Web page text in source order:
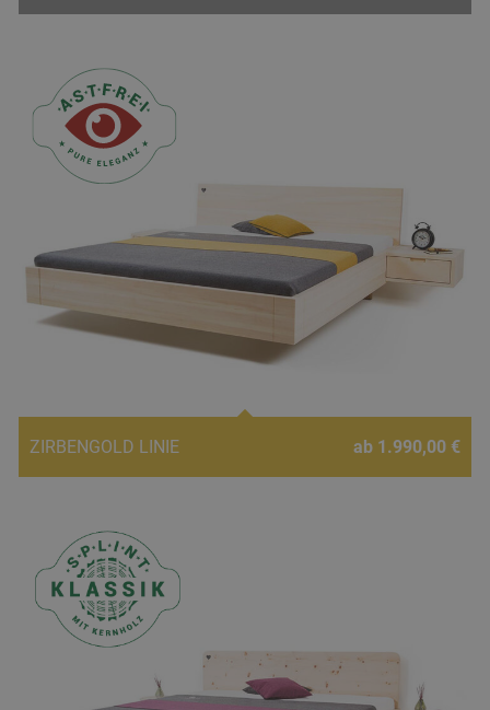
ZIRBENGOLD LINIE ab 1.990,00 €